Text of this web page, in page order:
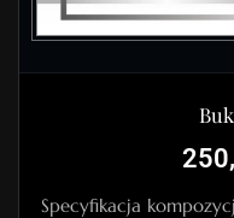
Specyfikacja